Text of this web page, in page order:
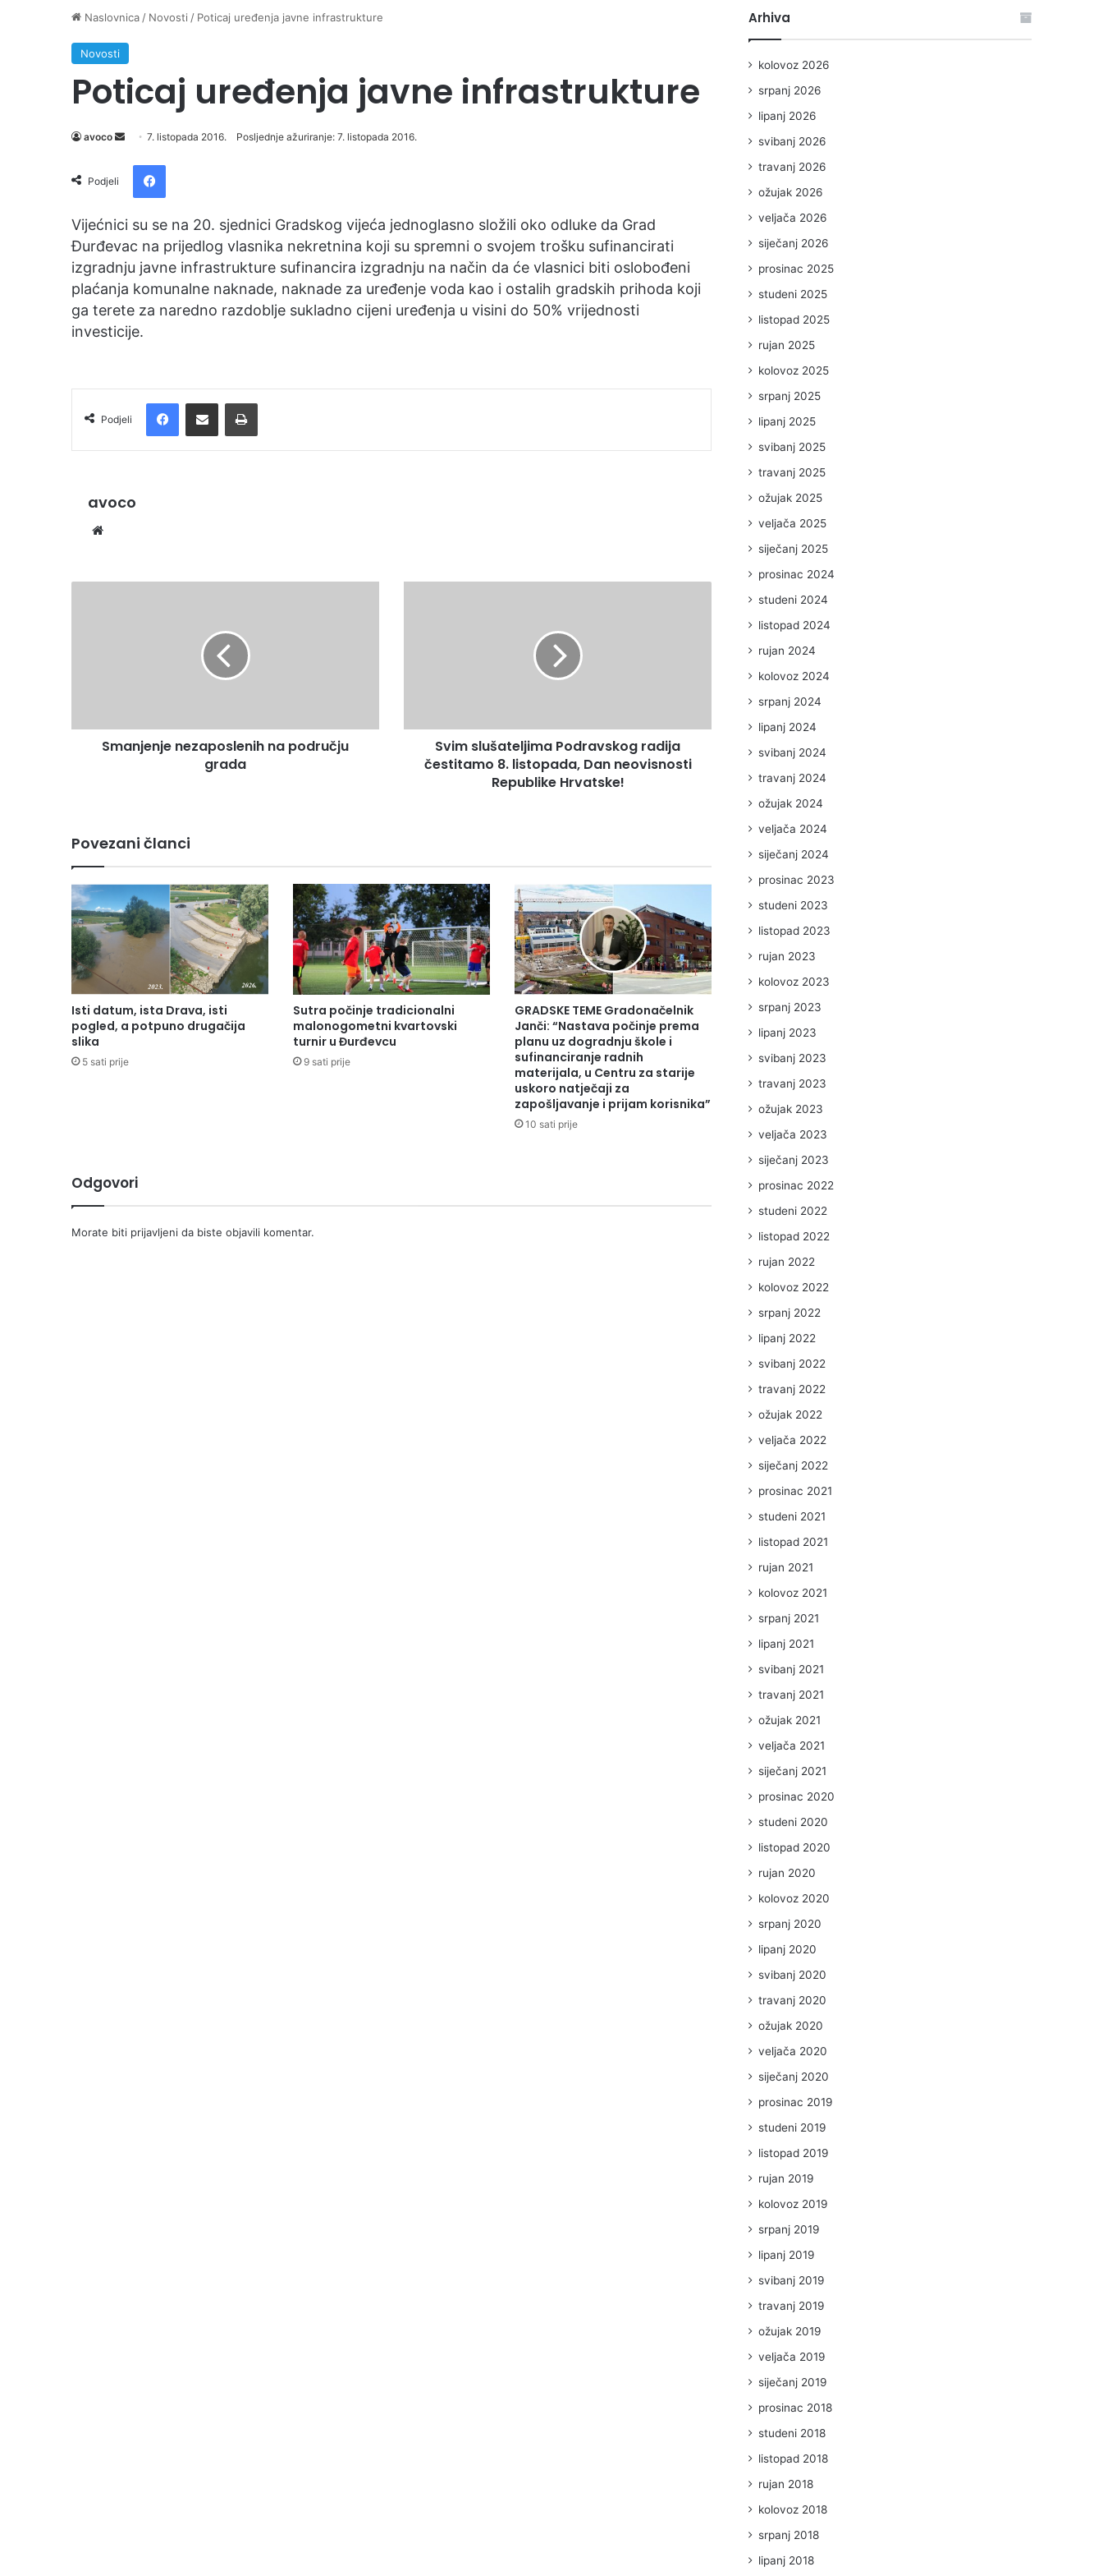
Naslovnica / Novosti / Poticaj uređenja javne infrastrukture
Novosti
Poticaj uređenja javne infrastrukture
avoco
a
e
m
a
i
l
7. listopada 2016. Posljednje ažuriranje: 7. listopada 2016.
Podjeli
Vijećnici su se na 20. sjednici Gradskog vijeća jednoglasno složili oko odluke da Grad
Đurđevac na prijedlog vlasnika nekretnina koji su spremni o svojem trošku sufinancirati
izgradnju javne infrastrukture sufinancira izgradnju na način da će vlasnici biti oslobođeni
plaćanja komunalne naknade, naknade za uređenje voda kao i ostalih gradskih prihoda koji
ga terete za naredno razdoblje sukladno cijeni uređenja u visini do 50% vrijednosti
investicije.
Podjeli
avoco
Smanjenje nezaposlenih na području
grada
Svim slušateljima Podravskog radija
čestitamo 8. listopada, Dan neovisnosti
Republike Hrvatske!
Povezani članci
Isti datum, ista Drava, isti
pogled, a potpuno drugačija
slika
5 sati prije
Sutra počinje tradicionalni
malonogometni kvartovski
turnir u Đurđevcu
9 sati prije
GRADSKE TEME Gradonačelnik
Janči: “Nastava počinje prema
planu uz dogradnju škole i
sufinanciranje radnih
materijala, u Centru za starije
uskoro natječaji za
zapošljavanje i prijam korisnika”
10 sati prije
Odgovori
Morate biti prijavljeni da biste objavili komentar.
Arhiva
kolovoz 2026
srpanj 2026
lipanj 2026
svibanj 2026
travanj 2026
ožujak 2026
veljača 2026
siječanj 2026
prosinac 2025
studeni 2025
listopad 2025
rujan 2025
kolovoz 2025
srpanj 2025
lipanj 2025
svibanj 2025
travanj 2025
ožujak 2025
veljača 2025
siječanj 2025
prosinac 2024
studeni 2024
listopad 2024
rujan 2024
kolovoz 2024
srpanj 2024
lipanj 2024
svibanj 2024
travanj 2024
ožujak 2024
veljača 2024
siječanj 2024
prosinac 2023
studeni 2023
listopad 2023
rujan 2023
kolovoz 2023
srpanj 2023
lipanj 2023
svibanj 2023
travanj 2023
ožujak 2023
veljača 2023
siječanj 2023
prosinac 2022
studeni 2022
listopad 2022
rujan 2022
kolovoz 2022
srpanj 2022
lipanj 2022
svibanj 2022
travanj 2022
ožujak 2022
veljača 2022
siječanj 2022
prosinac 2021
studeni 2021
listopad 2021
rujan 2021
kolovoz 2021
srpanj 2021
lipanj 2021
svibanj 2021
travanj 2021
ožujak 2021
veljača 2021
siječanj 2021
prosinac 2020
studeni 2020
listopad 2020
rujan 2020
kolovoz 2020
srpanj 2020
lipanj 2020
svibanj 2020
travanj 2020
ožujak 2020
veljača 2020
siječanj 2020
prosinac 2019
studeni 2019
listopad 2019
rujan 2019
kolovoz 2019
srpanj 2019
lipanj 2019
svibanj 2019
travanj 2019
ožujak 2019
veljača 2019
siječanj 2019
prosinac 2018
studeni 2018
listopad 2018
rujan 2018
kolovoz 2018
srpanj 2018
lipanj 2018